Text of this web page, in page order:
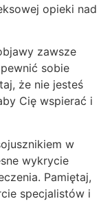
opieki nad
zawsze
sobie
że nie jesteś
Cię wspierać i
w
wykrycie
Pamiętaj,
specjalistów i